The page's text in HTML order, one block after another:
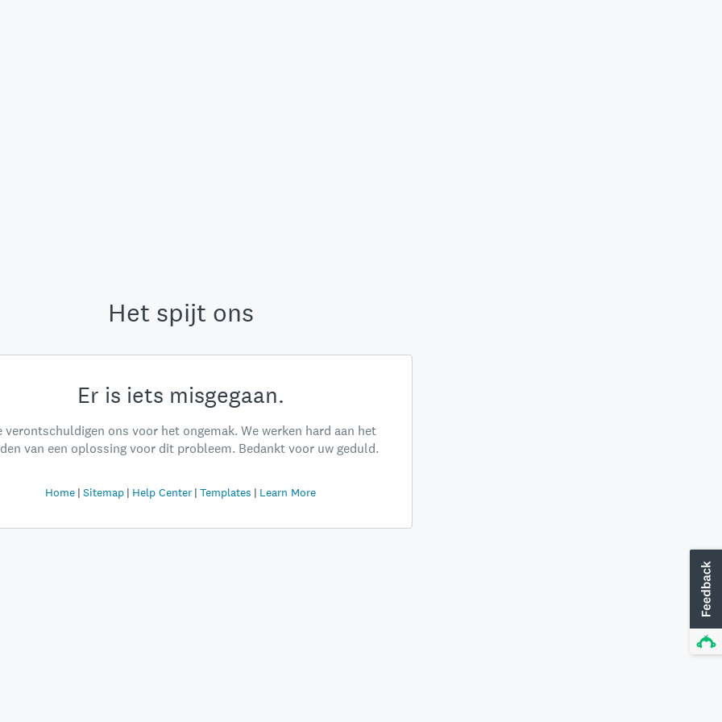
Het spijt ons
Er is iets misgegaan.
verontschuldigen ons voor het ongemak. We werken hard aan het
van een oplossing voor dit probleem. Bedankt voor uw geduld.
Home Sitemap Help Center Templates Learn More